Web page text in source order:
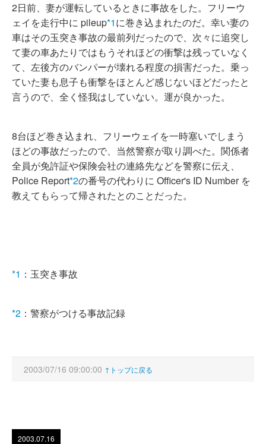
2日前、妻が運転しているときに事故をした。フリーウ
ェイを走行中に pileup*1に巻き込まれたのだ。幸い妻の
車はその玉突き事故の最前列だったので、次々に追突し
て妻の車あたりではもうそれほどの衝撃は残っていなく
て、左後方のバンパーが壊れる程度の損害だった。乗っ
ていた妻も息子も衝撃をほとんど感じないほどだったと
言うので、全く怪我はしていない。運が良かった。
8台ほど巻き込まれ、フリーウェイを一時塞いでしまう
ほどの事故だったので、当然警察が取り調べた。関係者
全員が免許証や保険会社の連絡先などを警察に伝え、
Police Report*2の番号の代わりに Officer's ID Number を
教えてもらって帰されたとのことだった。
*1 ：玉突き事故
*2 ：警察がつける事故記録
2003/07/16 09:00:00 ↑トップに戻る
2003.07.16